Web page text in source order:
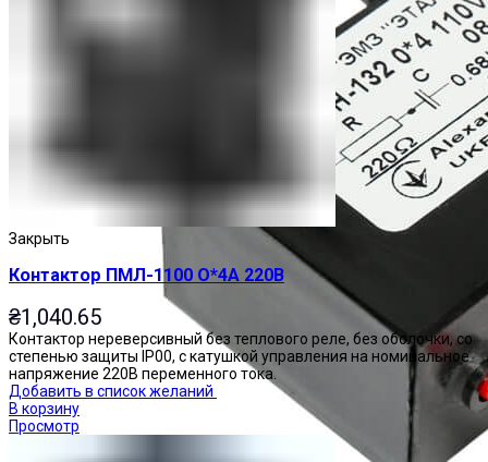
Закрыть
Контактор ПМЛ-1100 О*4А 220В
₴1,040.65
Контактор нереверсивный без теплового реле, без оболочки, со
степенью защиты IP00, с катушкой управления на номинальное
напряжение 220В переменного тока.
Добавить в список желаний
В корзину
Просмотр